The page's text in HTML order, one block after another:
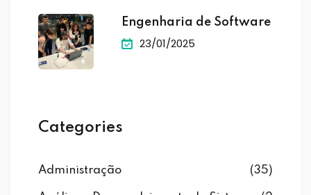
Engenharia de Software
23/01/2025
Categories
Administração (35)